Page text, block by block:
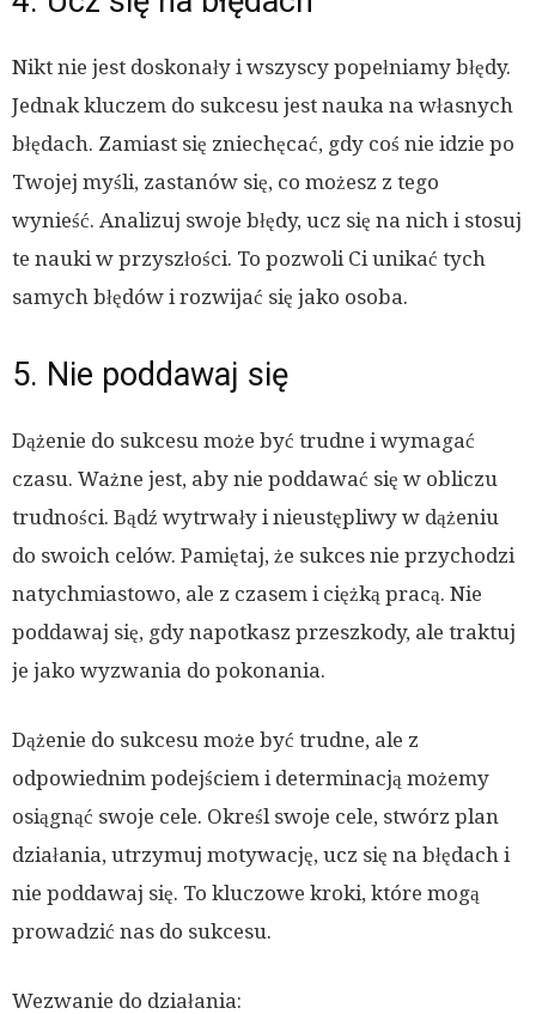
Nikt nie jest doskonały i wszyscy popełniamy błędy.
Jednak kluczem do sukcesu jest nauka na własnych
błędach. Zamiast się zniechęcać, gdy coś nie idzie po
Twojej myśli, zastanów się, co możesz z tego
wynieść. Analizuj swoje błędy, ucz się na nich i stosuj
te nauki w przyszłości. To pozwoli Ci unikać tych
samych błędów i rozwijać się jako osoba.
5. Nie poddawaj się
Dążenie do sukcesu może być trudne i wymagać
czasu. Ważne jest, aby nie poddawać się w obliczu
trudności. Bądź wytrwały i nieustępliwy w dążeniu
do swoich celów. Pamiętaj, że sukces nie przychodzi
natychmiastowo, ale z czasem i ciężką pracą. Nie
poddawaj się, gdy napotkasz przeszkody, ale traktuj
je jako wyzwania do pokonania.
Dążenie do sukcesu może być trudne, ale z
odpowiednim podejściem i determinacją możemy
osiągnąć swoje cele. Określ swoje cele, stwórz plan
działania, utrzymuj motywację, ucz się na błędach i
nie poddawaj się. To kluczowe kroki, które mogą
prowadzić nas do sukcesu.
Wezwanie do działania: